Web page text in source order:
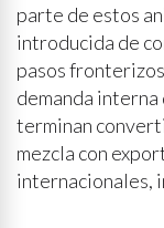
parte de estos
introducida de
pasos
demanda interna
terminan
mezcla con
internacionales,